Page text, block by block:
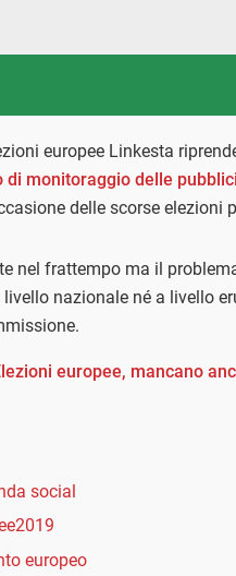
europee Linkesta
di monitoraggio delle
delle scorse elezioni
nel frattempo ma il
nazionale né a livello
europee, mancano
social
europeo